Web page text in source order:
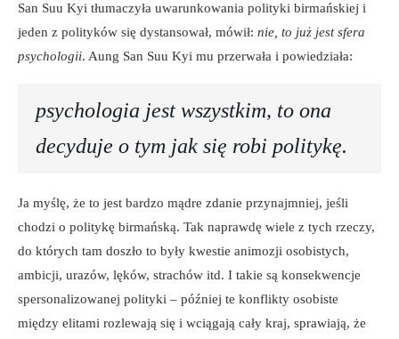
San Suu Kyi tłumaczyła uwarunkowania polityki birmańskiej i
jeden z polityków się dystansował, mówił: nie, to już jest sfera
psychologii. Aung San Suu Kyi mu przerwała i powiedziała:
psychologia jest wszystkim, to ona
decyduje o tym jak się robi politykę.
Ja myślę, że to jest bardzo mądre zdanie przynajmniej, jeśli
chodzi o politykę birmańską. Tak naprawdę wiele z tych rzeczy,
do których tam doszło to były kwestie animozji osobistych,
ambicji, urazów, lęków, strachów itd. I takie są konsekwencje
spersonalizowanej polityki – później te konflikty osobiste
między elitami rozlewają się i wciągają cały kraj, sprawiają, że